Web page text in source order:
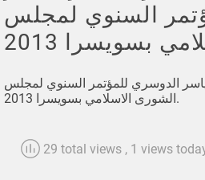
السنوي لمجلس
بسويسرا 2013
ياسر الدوسري للمؤتمر السنوي لمجلس
الشورى الاسلامي بسويسرا 2013.
29 total views , 1 views